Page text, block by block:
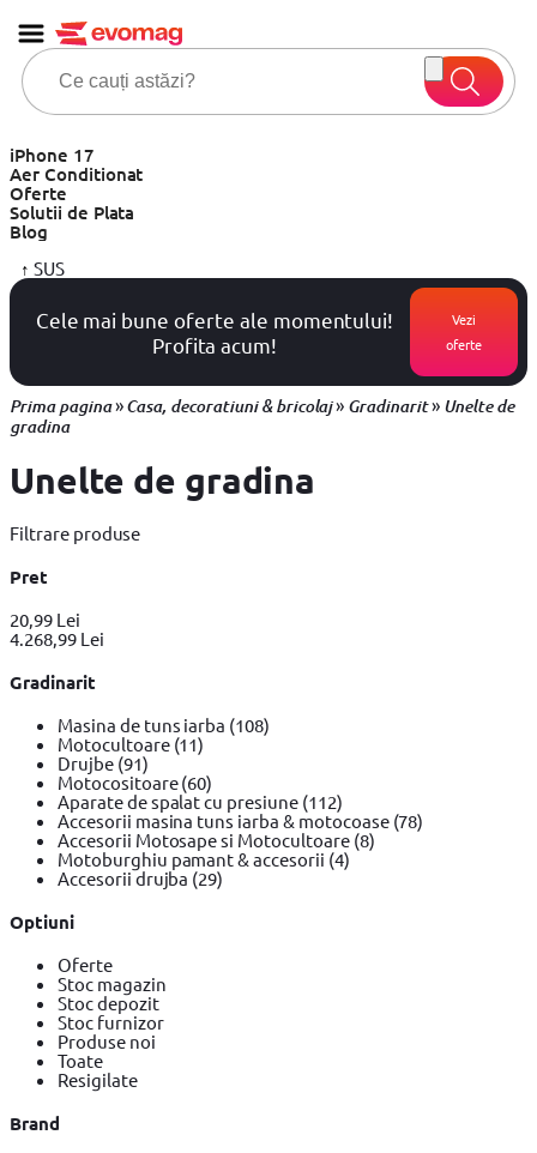
iPhone 17
Aer Conditionat
Oferte
Solutii de Plata
Blog
↑ SUS
Cele mai bune oferte ale momentului!
Profita acum!
Vezi
oferte
Prima pagina»Casa, decoratiuni & bricolaj» Gradinarit» Unelte de
gradina
Unelte de gradina
Filtrare produse
Pret
20,99 Lei
4.268,99 Lei
Gradinarit
Masina de tuns iarba (108)
Motocultoare (11)
Drujbe (91)
Motocositoare(60)
Aparate de spalat cu presiune (112)
Accesorii masina tuns iarba & motocoase (78)
Accesorii Motosape si Motocultoare (8)
Motoburghiu pamant & accesorii (4)
Accesorii drujba (29)
Optiuni
Oferte
Stoc magazin
Stoc depozit
Stoc furnizor
Produse noi
Toate
Resigilate
Brand